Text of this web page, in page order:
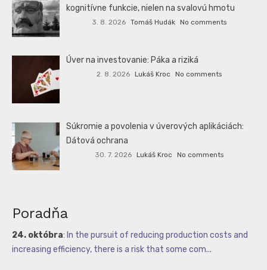
kognitívne funkcie, nielen na svalovú hmotu
3. 8. 2026 Tomáš Hudák No comments
Úver na investovanie: Páka a riziká
2. 8. 2026 Lukáš Kroc No comments
Súkromie a povolenia v úverových aplikáciách:
Dátová ochrana
30. 7. 2026 Lukáš Kroc No comments
Poradňa
24. októbra: In the pursuit of reducing production costs and
increasing efficiency, there is a risk that some com...